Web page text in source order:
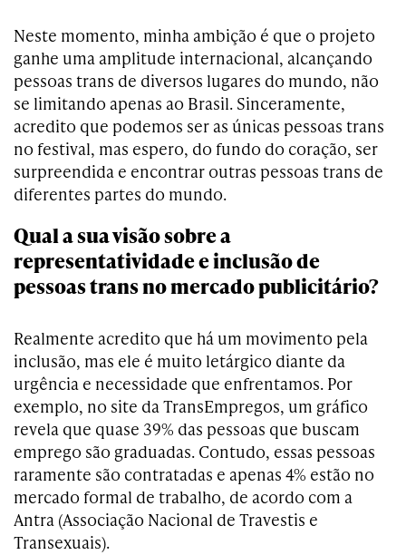
Neste momento, minha ambição é que o projeto
ganhe uma amplitude internacional, alcançando
pessoas trans de diversos lugares do mundo, não
se limitando apenas ao Brasil. Sinceramente,
acredito que podemos ser as únicas pessoas trans
no festival, mas espero, do fundo do coração, ser
surpreendida e encontrar outras pessoas trans de
diferentes partes do mundo.
Qual a sua visão sobre a
representatividade e inclusão de
pessoas trans no mercado publicitário?
Realmente acredito que há um movimento pela
inclusão, mas ele é muito letárgico diante da
urgência e necessidade que enfrentamos. Por
exemplo, no site da TransEmpregos, um gráfico
revela que quase 39% das pessoas que buscam
emprego são graduadas. Contudo, essas pessoas
raramente são contratadas e apenas 4% estão no
mercado formal de trabalho, de acordo com a
Antra (Associação Nacional de Travestis e
Transexuais).